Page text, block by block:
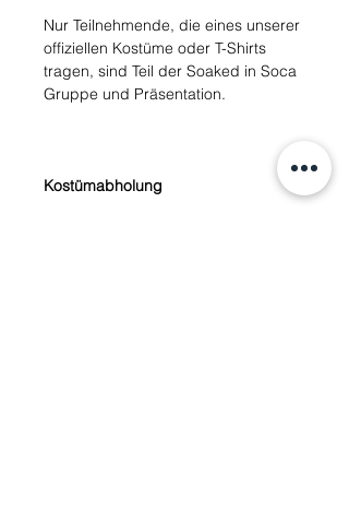
Nur Teilnehmende, die eines unserer
offiziellen Kostüme oder T-Shirts
tragen, sind Teil der Soaked in Soca
Gruppe und Präsentation.
Kostümabholung